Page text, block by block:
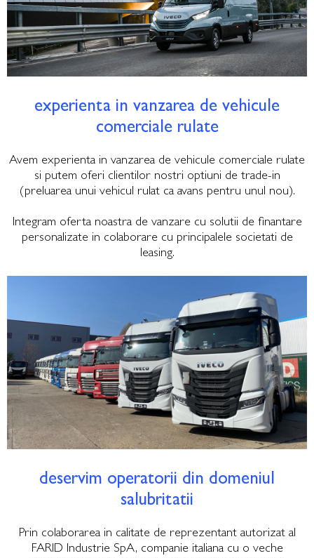
experienta in vanzarea de vehicule
comerciale rulate
Avem experienta in vanzarea de vehicule comerciale rulate
si putem oferi clientilor nostri optiuni de trade-in
(preluarea unui vehicul rulat ca avans pentru unul nou).
Integram oferta noastra de vanzare cu solutii de finantare
personalizate in colaborare cu principalele societati de
leasing.
deservim operatorii din domeniul
salubritatii
Prin colaborarea in calitate de reprezentant autorizat al
FARID Industrie SpA, companie italiana cu o veche